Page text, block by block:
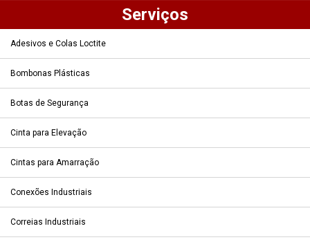
Serviços
Adesivos e Colas Loctite
Bombonas Plásticas
Botas de Segurança
Cinta para Elevação
Cintas para Amarração
Conexões Industriais
Correias Industriais